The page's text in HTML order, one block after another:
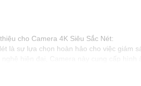
cho Camera 4K Siêu Sắc Nét:
là sự lựa chọn hoàn hảo cho việc giám